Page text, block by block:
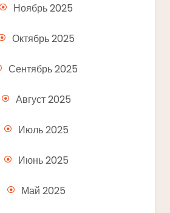
Ноябрь 2025
Октябрь 2025
Сентябрь 2025
Август 2025
Июль 2025
Июнь 2025
Май 2025